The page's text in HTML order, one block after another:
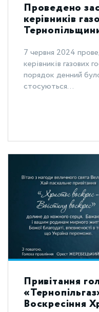
Проведено
керівників
7 червня 2024
керівників газових
порядок денний
стосуються...
Привітання
Воскресіння